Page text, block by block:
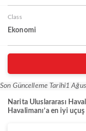
Class
Ekonomi
Son Güncelleme Tarihi1
Narita Uluslararası
Havalimanı’a en iyi